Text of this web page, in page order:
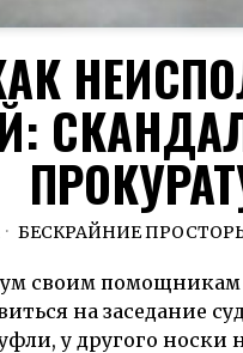
БЕСКРАЙНИЕ
своим помощникам
на заседание
у другого носки